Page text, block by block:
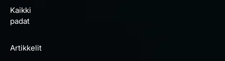
Kaikki
padat
Artikkelit